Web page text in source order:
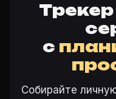
с
Собирайте